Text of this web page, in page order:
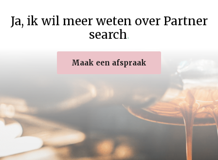
Ja, ik wil meer weten over Partner
search.
Maak een afspraak